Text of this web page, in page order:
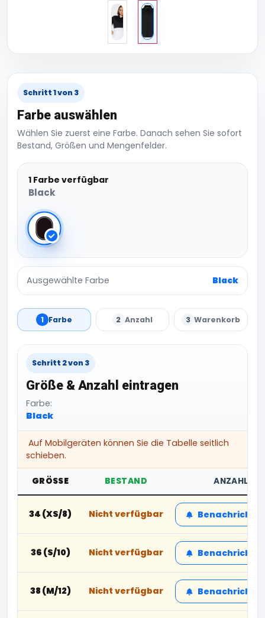
Schritt 1 von 3
Farbe auswählen
Wählen Sie zuerst eine Farbe. Danach sehen Sie sofort
Bestand, Größen und Mengenfelder.
1 Farbe verfügbar
Black
Black
Ausgewählte Farbe Black
1 Farbe 2 Anzahl 3 Warenkorb
Schritt 2 von 3
Größe & Anzahl eintragen
Farbe:
Black
Auf Mobilgeräten können Sie die Tabelle seitlich
schieben.
GRÖSSE BESTAND ANZAHL
34 (XS/8) Nicht verfügbar
36 (S/10) Nicht verfügbar
38 (M/12) Nicht verfügbar